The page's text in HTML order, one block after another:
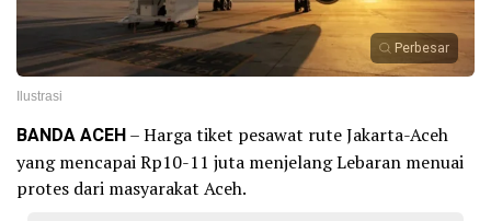
Perbesar
Ilustrasi
BANDA ACEH– Harga tiket pesawat rute Jakarta-Aceh
yang mencapai Rp10-11 juta menjelang Lebaran menuai
protes dari masyarakat Aceh.